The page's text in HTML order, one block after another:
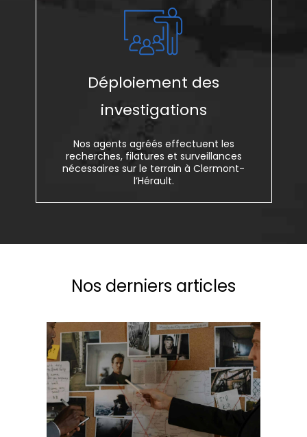
Déploiement des
investigations
Nos agents agréés effectuent les
recherches, filatures et surveillances
nécessaires sur le terrain à Clermont-
l’Hérault.
Nos derniers articles